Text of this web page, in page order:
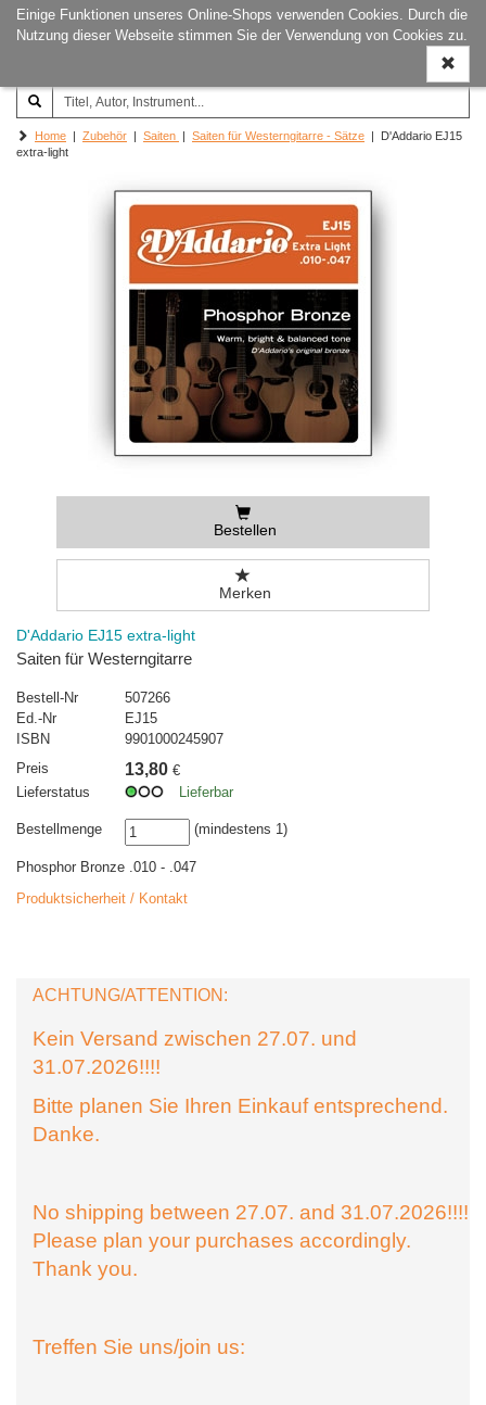
Einige Funktionen unseres Online-Shops verwenden Cookies. Durch die
Nutzung dieser Webseite stimmen Sie der Verwendung von Cookies zu.
ein-/
Joachim‐Trekel‐Musikverlag,
Hamburg
Home | Zubehör | Saiten | Saiten für Westerngitarre - Sätze | D'Addario EJ15
extra-light
Bestellen
Merken
D'Addario EJ15 extra-light
Saiten für Westerngitarre
Bestell-Nr
507266
Ed.-Nr
EJ15
ISBN
9901000245907
Preis
13,80 €
Lieferstatus
Lieferbar
Bestellmenge (mindestens 1)
Phosphor Bronze .010 - .047
Produktsicherheit / Kontakt
ACHTUNG/ATTENTION:
Kein Versand zwischen 27.07. und
31.07.2026!!!!
Bitte planen Sie Ihren Einkauf entsprechend.
Danke.
No shipping between 27.07. and 31.07.2026!!!!
Please plan your purchases accordingly.
Thank you.
Treffen Sie uns/join us: